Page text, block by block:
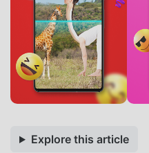
Explore this article